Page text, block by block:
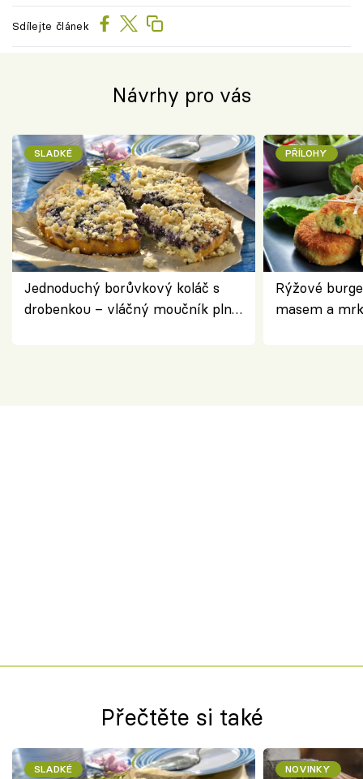
Sdílejte článek
Návrhy pro vás
SLADKÉ
Jednoduchý borůvkový koláč s
drobenkou – vláčný moučník plný
PŘÍLOHY
Rýžové
masem a
Přečtěte si také
SLADKÉ NOVINKY